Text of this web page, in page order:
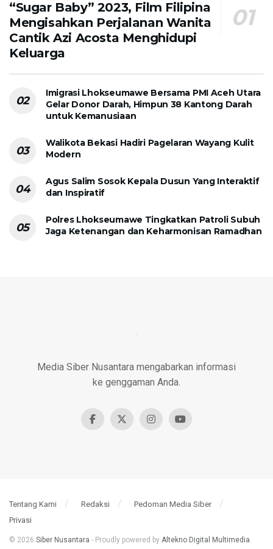
“Sugar Baby” 2023, Film Filipina
Mengisahkan Perjalanan Wanita
Cantik Azi Acosta Menghidupi
Keluarga
Imigrasi Lhokseumawe Bersama PMI Aceh Utara
Gelar Donor Darah, Himpun 38 Kantong Darah
untuk Kemanusiaan
Walikota Bekasi Hadiri Pagelaran Wayang Kulit
Modern
Agus Salim Sosok Kepala Dusun Yang Interaktif
dan Inspiratif
Polres Lhokseumawe Tingkatkan Patroli Subuh
Jaga Ketenangan dan Keharmonisan Ramadhan
Media Siber Nusantara mengabarkan informasi
ke genggaman Anda.
Tentang Kami Redaksi
Pedoman Media Siber
Privasi
© 2026 Siber Nusantara - Proudly powered by Altekno Digital Multimedia.